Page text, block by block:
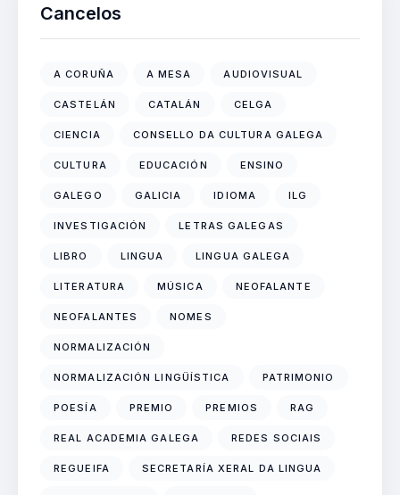
Cancelos
A CORUÑA A MESA AUDIOVISUAL
CASTELÁN CATALÁN CELGA
CIENCIA CONSELLO DA CULTURA GALEGA
CULTURA EDUCACIÓN ENSINO
GALEGO GALICIA IDIOMA ILG
INVESTIGACIÓN LETRAS GALEGAS
LIBRO LINGUA LINGUA GALEGA
LITERATURA MÚSICA NEOFALANTE
NEOFALANTES NOMES
NORMALIZACIÓN
NORMALIZACIÓN LINGÜÍSTICA PATRIMONIO
POESÍA PREMIO PREMIOS RAG
REAL ACADEMIA GALEGA REDES SOCIAIS
REGUEIFA SECRETARÍA XERAL DA LINGUA